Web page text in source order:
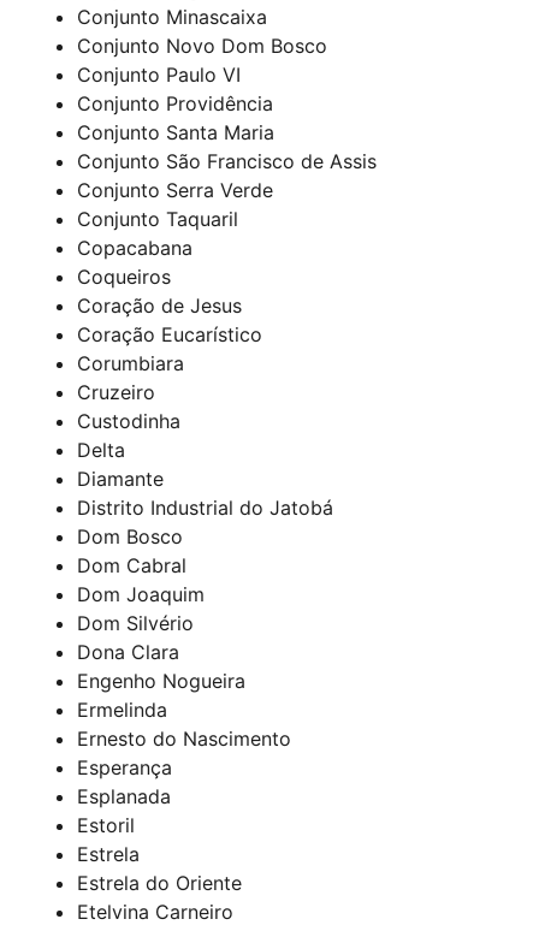
Conjunto Minascaixa
Conjunto Novo Dom Bosco
Conjunto Paulo VI
Conjunto Providência
Conjunto Santa Maria
Conjunto São Francisco de Assis
Conjunto Serra Verde
Conjunto Taquaril
Copacabana
Coqueiros
Coração de Jesus
Coração Eucarístico
Corumbiara
Cruzeiro
Custodinha
Delta
Diamante
Distrito Industrial do Jatobá
Dom Bosco
Dom Cabral
Dom Joaquim
Dom Silvério
Dona Clara
Engenho Nogueira
Ermelinda
Ernesto do Nascimento
Esperança
Esplanada
Estoril
Estrela
Estrela do Oriente
Etelvina Carneiro